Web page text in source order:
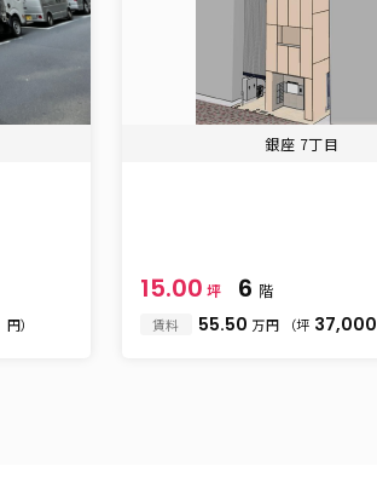
円）
銀座 7丁目
15.00 坪 6 階
賃料 55.50 万円 （坪